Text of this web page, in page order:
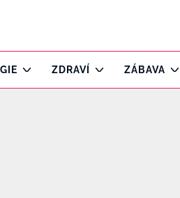
ZDRAVÍ ZÁBAVA